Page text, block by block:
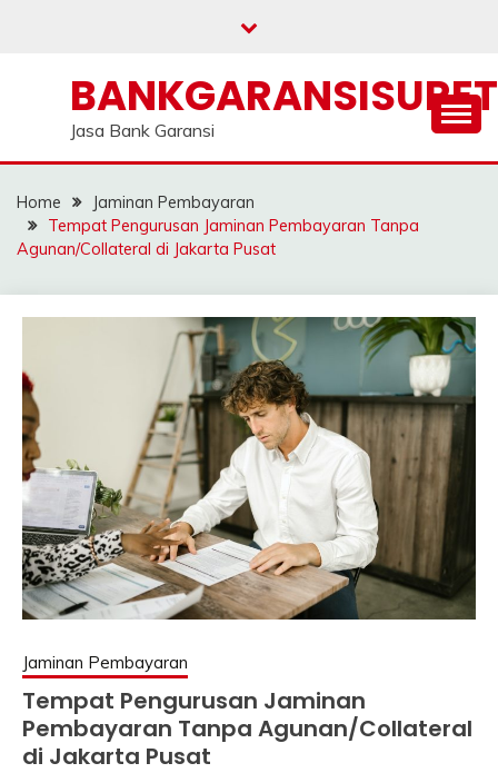
Jasa Bank Garansi
Home
Jaminan Pembayaran
Tempat Pengurusan Jaminan Pembayaran Tanpa
Agunan/Collateral di Jakarta Pusat
Jaminan Pembayaran
Tempat Pengurusan Jaminan
Pembayaran Tanpa Agunan/Collateral
di Jakarta Pusat